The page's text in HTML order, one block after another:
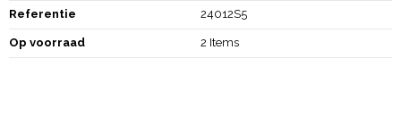
Referentie 24012S5
Op voorraad 2 Items